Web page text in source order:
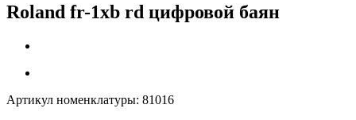
Roland fr-1xb rd цифровой баян
Артикул номенклатуры: 81016